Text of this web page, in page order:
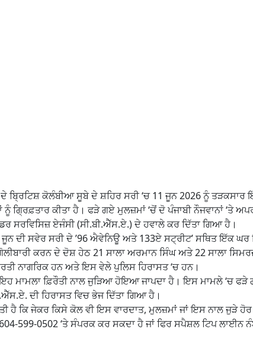
ਬ੍ਰਿਟਿਸ਼ ਕੋਲੰਬੀਆ ਸੂਬੇ ਦੇ ਸ਼ਹਿਰ ਸਰੀ ‘ਚ 11 ਜੂਨ 2026 ਨੂੰ
ਗ੍ਰਿਫ਼ਤਾਰ ਕੀਤਾ ਹੈ। ਫੜੇ ਗਏ ਮੁਲਜ਼ਮਾਂ ‘ਚੋਂ ਦੋ ਪੰਜਾਬੀ ਨੌਜਵਾਨਾਂ ‘ਤੇ
ਸਰਵਿਸਿਜ਼ ਏਜੰਸੀ (ਸੀ.ਬੀ.ਐੱਸ.ਏ.) ਦੇ ਹਵਾਲੇ ਕਰ ਦਿੱਤਾ ਗਿਆ ਹੈ।
ਦੀ ਸਵੇਰ ਸਰੀ ਦੇ ’96 ਐਵੇਨਿਊ ਅਤੇ 133ਏ ਸਟ੍ਰੀਟ’ ਸਥਿਤ ਇੱਕ ਘਰ
ਕਰਨ ਦੇ ਦੋਸ਼ ਹੇਠ 21 ਸਾਲਾ ਅਰਮਾਨ ਸਿੰਘ ਅਤੇ 22 ਸਾਲਾ
ਨਾਗਰਿਕ ਹਨ ਅਤੇ ਇਸ ਵੇਲੇ ਪੁਲਿਸ ਹਿਰਾਸਤ ‘ਚ ਹਨ।
ਮਾਮਲਾ ਫ਼ਿਰੌਤੀ ਨਾਲ ਜੁੜਿਆ ਹੋਇਆ ਜਾਪਦਾ ਹੈ। ਇਸ ਮਾਮਲੇ ‘ਚ ਫੜੇ
ਦੀ ਹਿਰਾਸਤ ਵਿਚ ਭੇਜ ਦਿੱਤਾ ਗਿਆ ਹੈ।
ਹੈ ਕਿ ਜੇਕਰ ਕਿਸੇ ਕੋਲ ਵੀ ਇਸ ਵਾਰਦਾਤ, ਮੁਲਜ਼ਮਾਂ ਜਾਂ ਇਸ ਨਾਲ ਜੁੜੇ ਹੋਰ
599-0502 ‘ਤੇ ਸੰਪਰਕ ਕਰ ਸਕਦਾ ਹੈ ਜਾਂ ਫਿਰ ਸਪੈਸ਼ਲ ਟਿਪ ਲਾਈਨ